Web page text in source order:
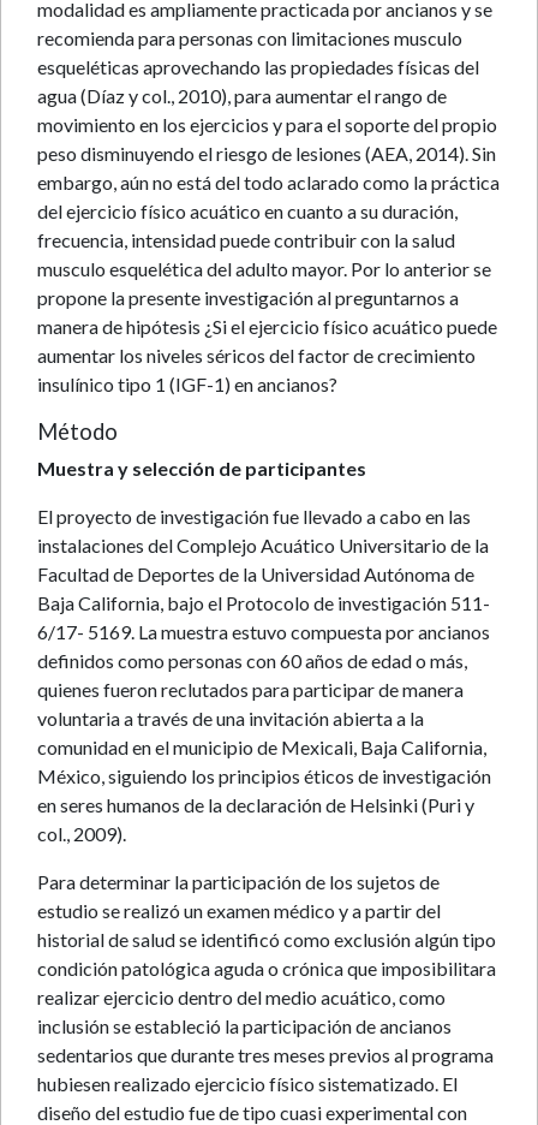
modalidad es ampliamente practicada por ancianos y se
recomienda para personas con limitaciones musculo
esqueléticas aprovechando las propiedades físicas del
agua (Díaz y col., 2010), para aumentar el rango de
movimiento en los ejercicios y para el soporte del propio
peso disminuyendo el riesgo de lesiones (AEA, 2014). Sin
embargo, aún no está del todo aclarado como la práctica
del ejercicio físico acuático en cuanto a su duración,
frecuencia, intensidad puede contribuir con la salud
musculo esquelética del adulto mayor. Por lo anterior se
propone la presente investigación al preguntarnos a
manera de hipótesis ¿Si el ejercicio físico acuático puede
aumentar los niveles séricos del factor de crecimiento
insulínico tipo 1 (IGF-1) en ancianos?
Método
Muestra y selección de participantes
El proyecto de investigación fue llevado a cabo en las
instalaciones del Complejo Acuático Universitario de la
Facultad de Deportes de la Universidad Autónoma de
Baja California, bajo el Protocolo de investigación 511-
6/17- 5169. La muestra estuvo compuesta por ancianos
definidos como personas con 60 años de edad o más,
quienes fueron reclutados para participar de manera
voluntaria a través de una invitación abierta a la
comunidad en el municipio de Mexicali, Baja California,
México, siguiendo los principios éticos de investigación
en seres humanos de la declaración de Helsinki (Puri y
col., 2009).
Para determinar la participación de los sujetos de
estudio se realizó un examen médico y a partir del
historial de salud se identificó como exclusión algún tipo
condición patológica aguda o crónica que imposibilitara
realizar ejercicio dentro del medio acuático, como
inclusión se estableció la participación de ancianos
sedentarios que durante tres meses previos al programa
hubiesen realizado ejercicio físico sistematizado. El
diseño del estudio fue de tipo cuasi experimental con